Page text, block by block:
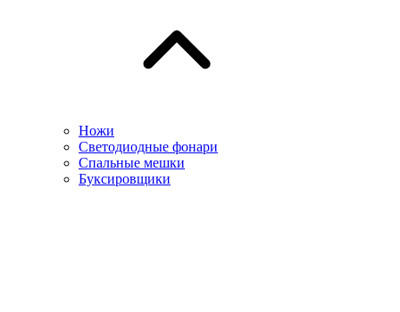
Ножи
Светодиодные фонари
Спальные мешки
Буксировщики